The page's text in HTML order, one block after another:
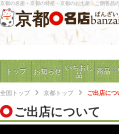
京都の名産・京都の特産・京都のお土産・ご贈答品
京都
トップ お知らせ いちおし
品
商品一
全国トップ 京都トップ ご出店につ
ご出店について